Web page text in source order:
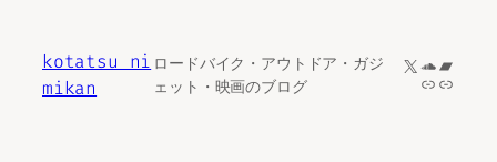
kotatsu ni
mikan
ロードバイク・アウトドア・ガジ
ェット・映画のブログ
X
リンクリンク